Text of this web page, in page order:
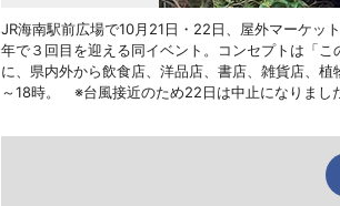
JR海南駅前広場で10月21日・22日、屋外マーケッ
年で３回目を迎える同イベント。コンセプトは「
に、県内外から飲食店、洋品店、書店、雑貨店、
～18時。 ※台風接近のため22日は中止になりまし